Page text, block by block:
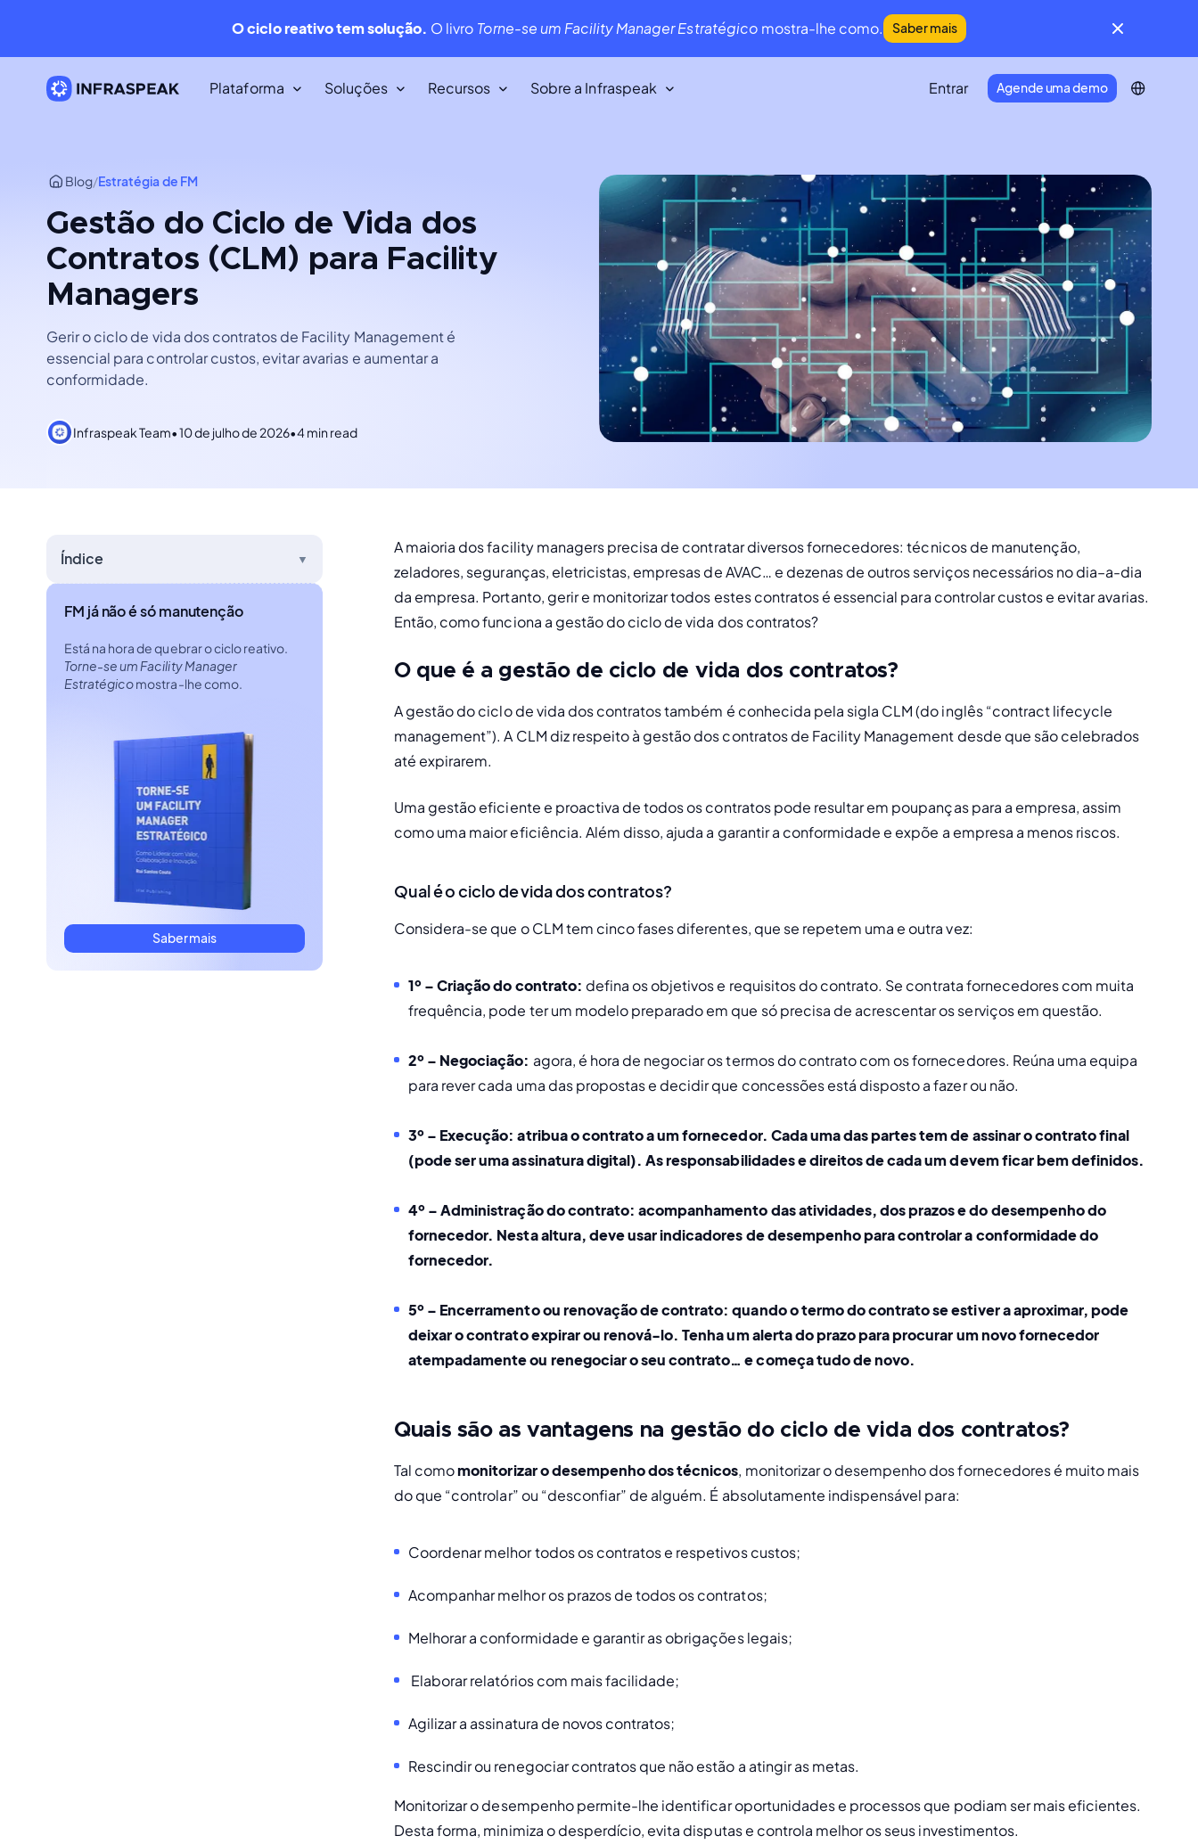
O ciclo reativo tem solução. O livro Torne-se um Facility Manager Estratégico mostra-lhe como. Saber mais
Plataforma Soluções Recursos Sobre a Infraspeak Entrar Agende uma demo
gratuitos.
Blog Infraspeak
Os nossos clientes
Adoramos os nossos clientes. E eles
também nos adoram!
Infraspeak Academy
Tudo o que precisa de saber sobre
IFM Community
Uma comunidade global de líderes do
Facility Management e da Manutenção.
Developer Portal
Ligue o seu ecossistema tecnológico à
Infraspeak.
Blog/Estratégia de FM
Gestão do Ciclo de Vida dos
Contratos (CLM) para Facility
Managers
Gerir o ciclo de vida dos contratos de Facility Management é
essencial para controlar custos, evitar avarias e aumentar a
conformidade.
Infraspeak Team•10 de julho de 2026•4 min read
Índice ▼
FM já não é só manutenção
Está na hora de quebrar o ciclo reativo.
Torne-se um Facility Manager
Estratégicomostra-lhe como.
Saber mais
A maioria dos facility managers precisa de contratar diversos fornecedores: técnicos de manutenção,
zeladores, seguranças, eletricistas, empresas de AVAC… e dezenas de outros serviços necessários no dia–a-dia
da empresa. Portanto, gerir e monitorizar todos estes contratos é essencial para controlar custos e evitar avarias.
Então, como funciona a gestão do ciclo de vida dos contratos?
O que é a gestão de ciclo de vida dos contratos?
A gestão do ciclo de vida dos contratos também é conhecida pela sigla CLM (do inglês “contract lifecycle
management”). A CLM diz respeito à gestão dos contratos de Facility Management desde que são celebrados
até expirarem.
Uma gestão eficiente e proactiva de todos os contratos pode resultar em poupanças para a empresa, assim
como uma maior eficiência. Além disso, ajuda a garantir a conformidade e expõe a empresa a menos riscos.
Qual é o ciclo de vida dos contratos?
Considera-se que o CLM tem cinco fases diferentes, que se repetem uma e outra vez:
1º – Criação do contrato: defina os objetivos e requisitos do contrato. Se contrata fornecedores com muita
frequência, pode ter um modelo preparado em que só precisa de acrescentar os serviços em questão.
2º – Negociação: agora, é hora de negociar os termos do contrato com os fornecedores. Reúna uma equipa
para rever cada uma das propostas e decidir que concessões está disposto a fazer ou não.
3º – Execução: atribua o contrato a um fornecedor. Cada uma das partes tem de assinar o contrato final
(pode ser uma assinatura digital). As responsabilidades e direitos de cada um devem ficar bem definidos.
4º – Administração do contrato: acompanhamento das atividades, dos prazos e do desempenho do
fornecedor. Nesta altura, deve usar indicadores de desempenho para controlar a conformidade do
fornecedor.
5º – Encerramento ou renovação de contrato: quando o termo do contrato se estiver a aproximar, pode
deixar o contrato expirar ou renová-lo. Tenha um alerta do prazo para procurar um novo fornecedor
atempadamente ou renegociar o seu contrato… e começa tudo de novo.
Quais são as vantagens na gestão do ciclo de vida dos contratos?
Tal como monitorizar o desempenho dos técnicos, monitorizar o desempenho dos fornecedores é muito mais
do que “controlar” ou “desconfiar” de alguém. É absolutamente indispensável para:
Coordenar melhor todos os contratos e respetivos custos;
Acompanhar melhor os prazos de todos os contratos;
Melhorar a conformidade e garantir as obrigações legais;
Elaborar relatórios com mais facilidade;
Agilizar a assinatura de novos contratos;
Rescindir ou renegociar contratos que não estão a atingir as metas.
Monitorizar o desempenho permite-lhe identificar oportunidades e processos que podiam ser mais eficientes.
Desta forma, minimiza o desperdício, evita disputas e controla melhor os seus investimentos.